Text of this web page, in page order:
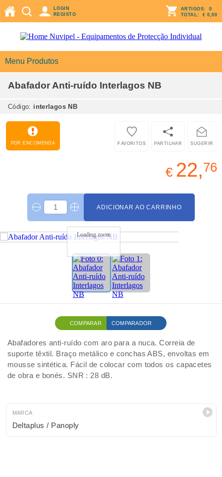
LOGIN
REGISTO
ARTIGOS: 0
TOTAL: € 0,00
Menu Produtos
Abafador Anti-ruído Interlagos NB
Código: interlagos NB
POR ENCOMENDA SUGERIR
PARTILHAR
FAVORITOS
€ 22,76
ADICIONAR AO CARRINHO
Loading zoom
COMPARAR COMPARADOR
Abafadores anti-ruído com aro para a nuca. Correia de
suporte têxtil. Braço metálico e conchas ABS, envoltas em
mousse sintética. Fácil de colocar com todos os capacetes
de obra e bonés. SNR : 28 dB.
MARCA
Deltaplus / Panoply